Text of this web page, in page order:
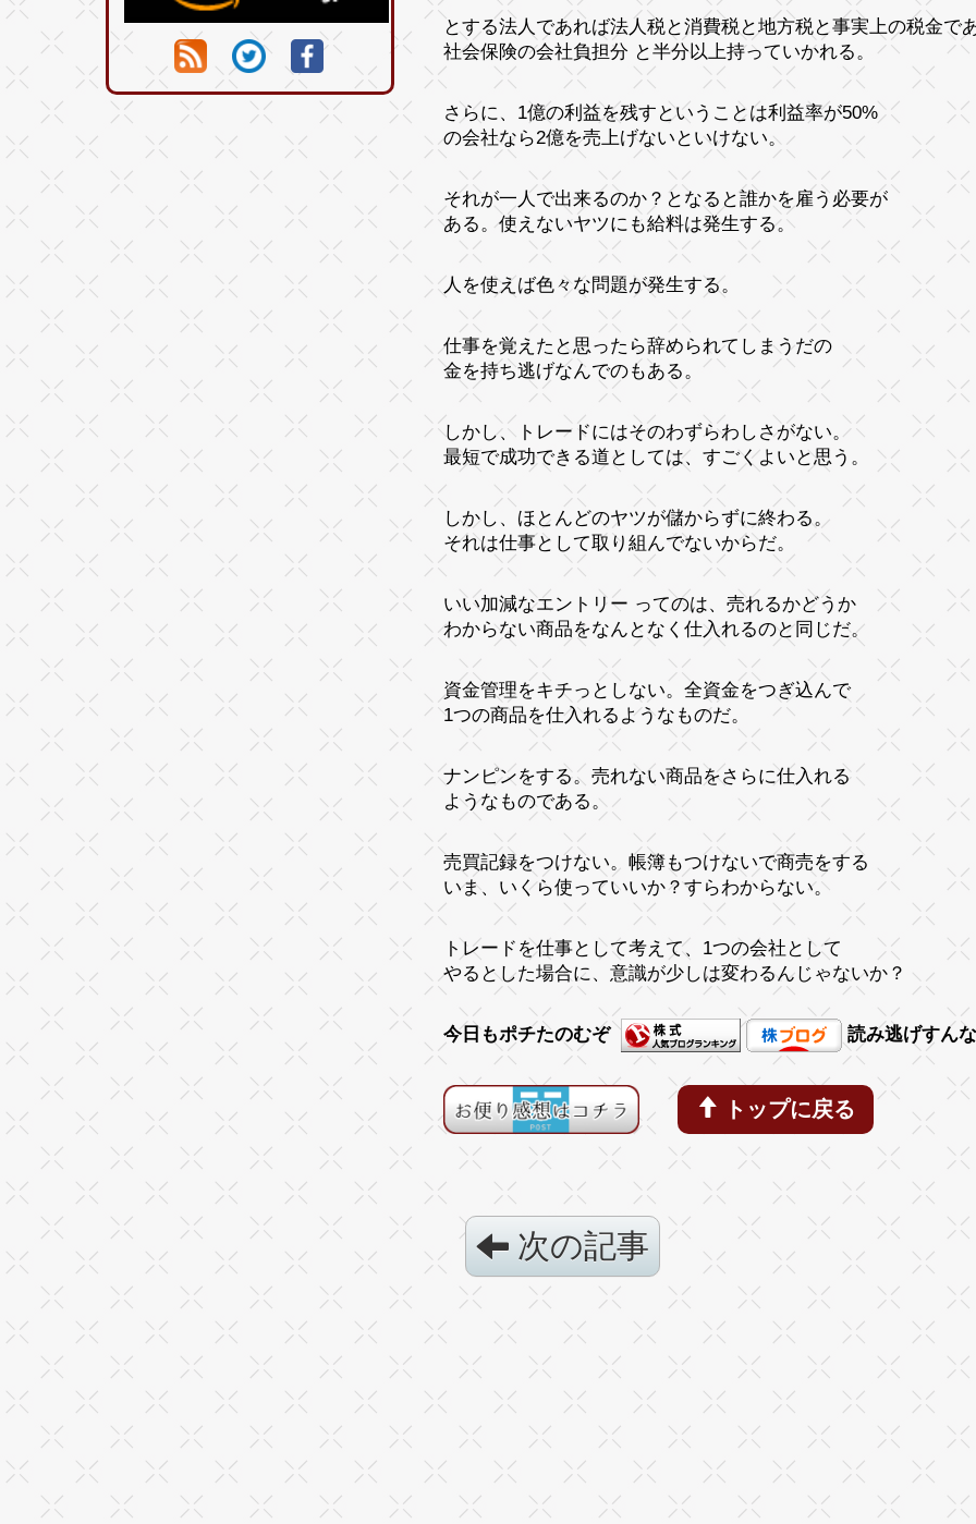
とする法人であれば法人税と消費税と地方税と事実上の税金で
社会保険の会社負担分 と半分以上持っていかれる。
さらに、1億の利益を残すということは利益率が50%
の会社なら2億を売上げないといけない。
それが一人で出来るのか？となると誰かを雇う必要が
ある。使えないヤツにも給料は発生する。
人を使えば色々な問題が発生する。
仕事を覚えたと思ったら辞められてしまうだの
金を持ち逃げなんでのもある。
しかし、トレードにはそのわずらわしさがない。
最短で成功できる道としては、すごくよいと思う。
しかし、ほとんどのヤツが儲からずに終わる。
それは仕事として取り組んでないからだ。
いい加減なエントリー ってのは、売れるかどうか
わからない商品をなんとなく仕入れるのと同じだ。
資金管理をキチっとしない。全資金をつぎ込んで
1つの商品を仕入れるようなものだ。
ナンピンをする。売れない商品をさらに仕入れる
ようなものである。
売買記録をつけない。帳簿もつけないで商売をする
いま、いくら使っていいか？すらわからない。
トレードを仕事として考えて、1つの会社として
やるとした場合に、意識が少しは変わるんじゃないか？
今日もポチたのむぞ 読み逃げすん
トップに戻る
次の記事